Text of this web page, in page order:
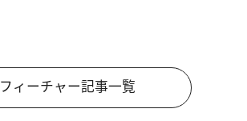
フィーチャー記事一覧